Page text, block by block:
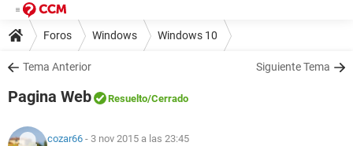
Foros Windows Windows 10
Tema Anterior Siguiente Tema
Pagina Web Resuelto/Cerrado
cozar66 - 3 nov 2015 a las 23:45